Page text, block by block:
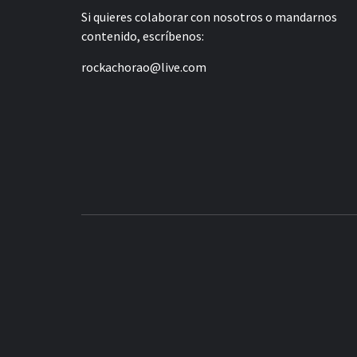
Si quieres colaborar con nosotros o mandarnos
contenido, escríbenos:
rockachorao@live.com